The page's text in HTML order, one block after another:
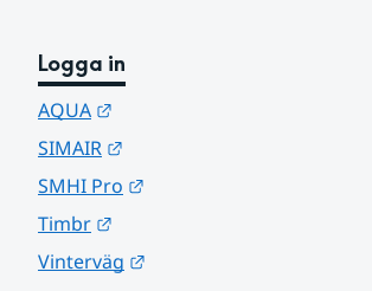
Logga in
AQUA
SIMAIR
SMHI Pro
Timbr
Vinterväg